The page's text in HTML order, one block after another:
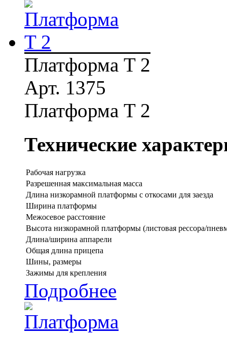
Платформа T 2
Арт. 1375
Платформа T 2
Технические
Рабочая нагрузка
Разрешенная максимальная масса
Длина низкорамной платформы с откосами для заезда
Ширина платформы
Межосевое расстояние
Высота низкорамной платформы (листовая рессора/
Длина/ширина аппарели
Общая длина прицепа
Шины, размеры
Зажимы для крепления
Подробнее